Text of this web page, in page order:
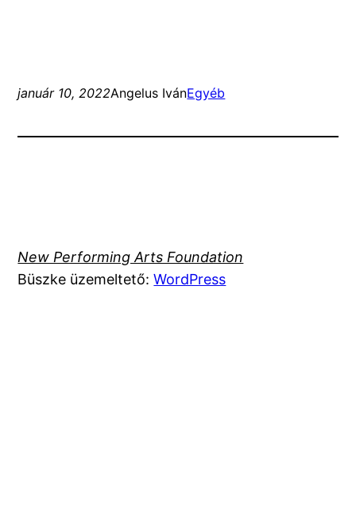
január 10, 2022Angelus IvánEgyéb
New Performing Arts Foundation
Büszke üzemeltető:WordPress